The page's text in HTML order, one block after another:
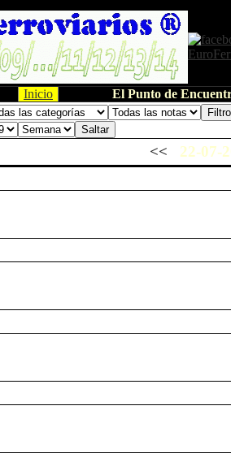
Inicio El Punto de
<< 22-07-